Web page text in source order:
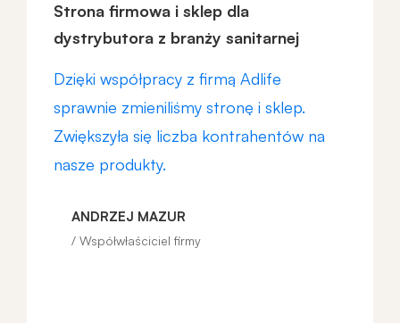
Strona firmowa i sklep dla
dystrybutora z branży sanitarnej
Dzięki współpracy z firmą Adlife
sprawnie zmieniliśmy stronę i sklep.
Zwiększyła się liczba kontrahentów na
nasze produkty.
ANDRZEJ MAZUR
Współwłaściciel firmy